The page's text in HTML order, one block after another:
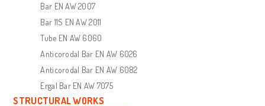
Bar EN AW 2007
Bar 11S EN AW 2011
Tube EN AW 6060
Anticorodal Bar EN AW 6026
Anticorodal Bar EN AW 6082
Ergal Bar EN AW 7075
STRUCTURAL WORKS